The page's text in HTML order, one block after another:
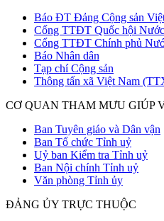
Báo ĐT Đảng Cộng sản
Cổng TTĐT Quốc hội
Cổng TTĐT Chính phủ
Báo Nhân dân
Tạp chí Cộng sản
Thông tấn xã Việt Nam
CƠ QUAN THAM MƯU GIÚP
Ban Tuyên giáo và Dân vận
Ban Tổ chức Tỉnh uỷ
Uỷ ban Kiểm tra Tỉnh uỷ
Ban Nội chính Tỉnh uỷ
Văn phòng Tỉnh ủy
ĐẢNG ỦY TRỰC THUỘC